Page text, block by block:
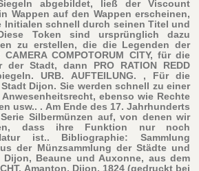
abgebildet, ließ der Viscount
Wappen auf den Wappen erscheinen,
Initialen schnell durch seinen Titel und
Token sind ursprünglich dazu
zu erstellen, die die Legenden der
COMPOTORUM CITY, für die
der Stadt, dann PRO RATION REDD
URB. AUFTEILUNG. , Für die
Dijon. Sie werden schnell zu einer
ebenso wie Rechte
usw.. . Am Ende des 17. Jahrhunderts
Silbermünzen auf, von denen wir
dass ihre Funktion nur noch
ist.. Bibliographie: Sammlung
der Münzsammlung der Städte und
Dijon, Beaune und Auxonne, aus dem
Amanton, Dijon, 1824 (gedruckt bei